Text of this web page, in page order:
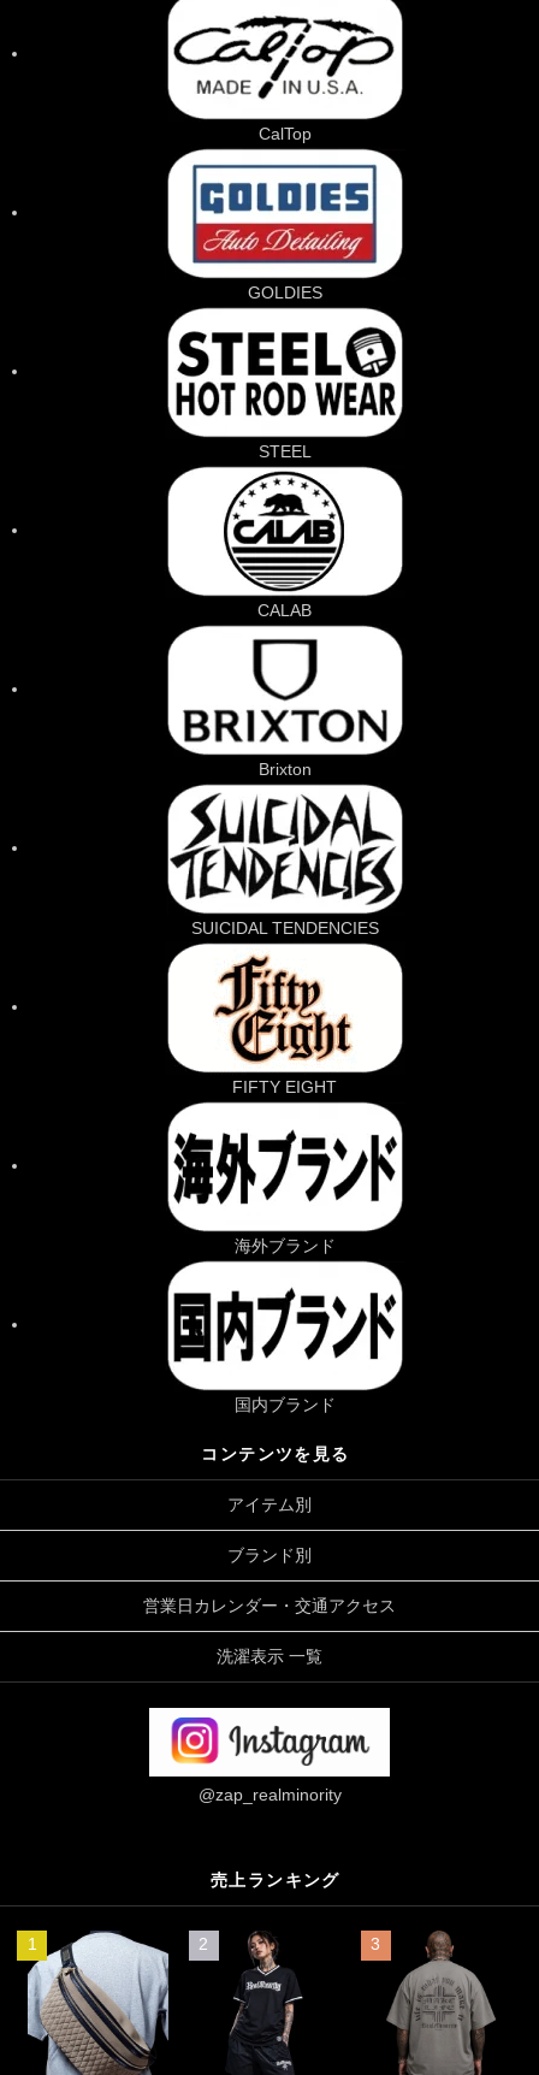
CalTop
GOLDIES
STEEL
CALAB
Brixton
SUICIDAL TENDENCIES
FIFTY EIGHT
海外ブランド
国内ブランド
コンテンツを見る
アイテム別
ブランド別
営業日カレンダー・交通アクセス
洗濯表示 一覧
@zap_realminority
売上ランキング
1 2 3